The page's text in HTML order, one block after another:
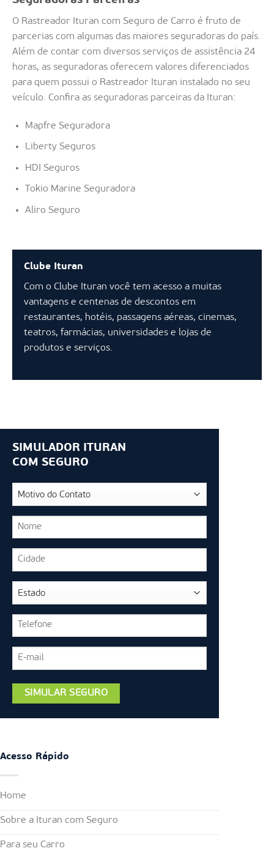
O Rastreador Ituran com Seguro de Carro é fruto de
parcerias com algumas das maiores seguradoras do país.
Além de contar com diversos serviços de assistência 24
horas, as seguradoras oferecem valores diferenciados
para quem possui o Rastreador Ituran instalado no seu
veículo. Confira as seguradoras parceiras da Ituran:
Mapfre Seguradora
Liberty Seguros
HDI Seguros
Tokio Marine Seguradora
Aliro Seguro
Clube Ituran
Com o Clube Ituran você tem acesso a muitas
vantagens e centenas de descontos em
restaurantes, hotéis, passagens aéreas, cinemas,
teatros, farmácias, universidades e lojas de
produtos e serviços.
SIMULADOR ITURAN
COM SEGURO
Acesso Rápido
Home
Sobre a Ituran com Seguro
Para seu Carro